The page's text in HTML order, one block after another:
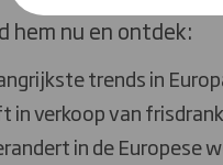
hem nu en ontdek:
trends in
in verkoop van
in de Europese